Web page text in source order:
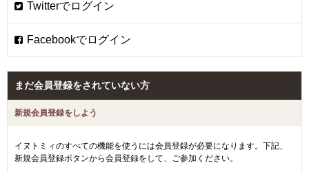
まだ会員登録をされていない方
新規会員登録をしよう
イヌトミィのすべての機能を使うには会員登録が必要になります。下記、
新規会員登録ボタンから会員登録をして、ご参加ください。